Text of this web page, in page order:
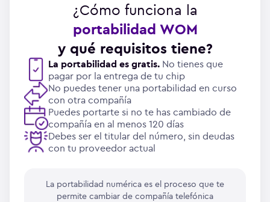
¿Cómo funciona la
portabilidad WOM
y qué requisitos tiene?
La portabilidad es gratis. No tienes que
pagar por la entrega de tu chip
No puedes tener una portabilidad en curso
con otra compañía
Puedes portarte si no te has cambiado de
compañía en al menos 120 días
Debes ser el titular del número, sin deudas
con tu proveedor actual
La portabilidad numérica es el proceso que te
permite cambiar de compañía telefónica